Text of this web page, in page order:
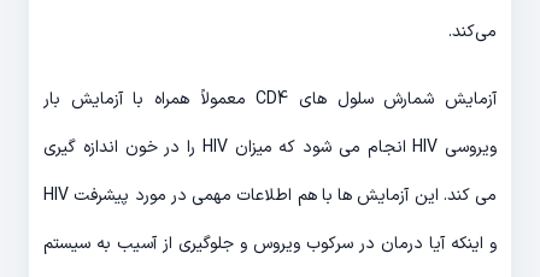
می‌کند.
آزمایش شمارش سلول های CD4 معمولاً همراه با آزمایش بار
ویروسی HIV انجام می شود که میزان HIV را در خون اندازه گیری
می کند. این آزمایش ها با هم اطلاعات مهمی در مورد پیشرفت HIV
و اینکه آیا درمان در سرکوب ویروس و جلوگیری از آسیب به سیستم